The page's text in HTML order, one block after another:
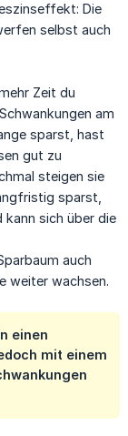
Die
selbst auch
Zeit du
am
sparst, hast
gut zu
steigen sie
sparst,
kann sich über die
auch
weiter wachsen.
einen
mit einem